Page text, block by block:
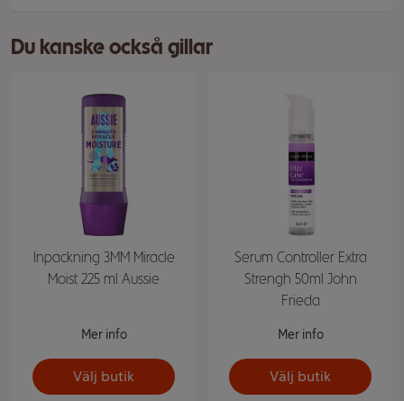
Du kanske också gillar
Inpackning 3MM Miracle
Moist 225 ml Aussie
Mer info
Välj butik
Serum Controller Extra
Strengh 50ml John
Frieda
Mer info
Välj butik